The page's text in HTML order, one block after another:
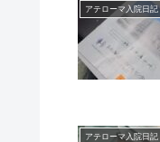
アテローマ入院日記
アテローマ入院日記